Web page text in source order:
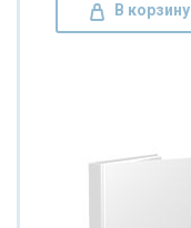
В корзину